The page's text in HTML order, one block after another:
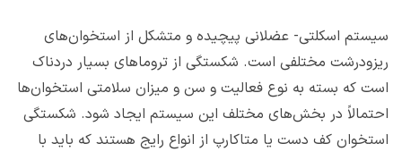
سیستم اسکلتی- عضلانی پیچیده و متشکل از استخوان‌های
ریزودرشت مختلفی است. شکستگی از تروماهای بسیار دردناک
است که بسته به نوع فعالیت و سن و میزان سلامتی استخوان‌ها
احتمالاً در بخش‌های مختلف این سیستم ایجاد شود. شکستگی
استخوان کف دست یا متاکارپ از انواع رایج هستند که باید با